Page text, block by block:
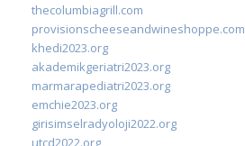
thecolumbiagrill.com
provisionscheeseandwineshoppe.com
khedi2023.org
akademikgeriatri2023.org
marmarapediatri2023.org
emchie2023.org
girisimselradyoloji2022.org
utcd2022.org